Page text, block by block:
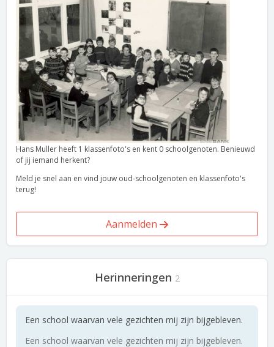
Hans Muller heeft 1 klassenfoto's en kent 0 schoolgenoten. Benieuwd
of jij iemand herkent?
Meld je snel aan en vind jouw oud-schoolgenoten en klassenfoto's
terug!
Aanmelden
Herinneringen 2
Een school waarvan vele gezichten mij zijn bijgebleven.
Een school waarvan vele gezichten mij zijn bijgebleven.